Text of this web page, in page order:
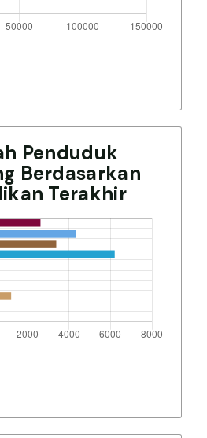
Penduduk
Berdasarkan
Terakhir